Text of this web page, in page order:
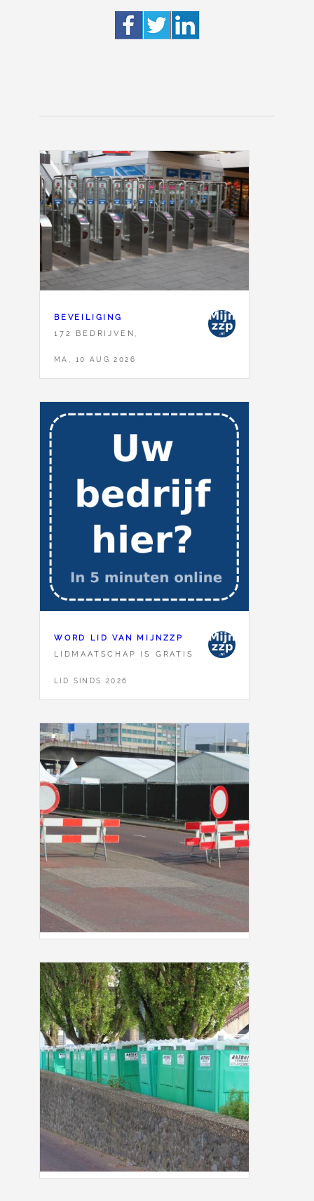
BEVEILIGING
172 BEDRIJVEN,
MA, 10 AUG 2026
WORD LID VAN MIJNZZP
LIDMAATSCHAP IS GRATIS
LID SINDS 2026